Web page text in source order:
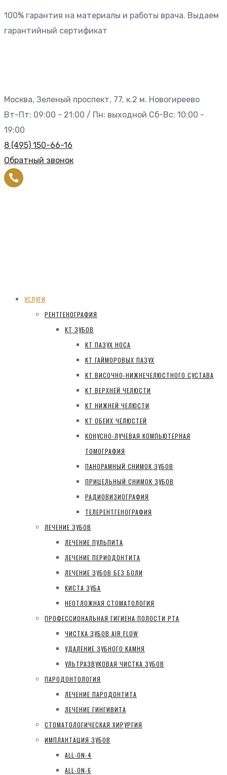
100% гарантия на материалы и работы врача. Выдаем
гарантийный сертификат
Москва, Зеленый проспект, 77, к.2 м. Новогиреево
Вт-Пт: 09:00 - 21:00 / Пн: выходной Сб-Вс: 10:00 -
19:00
8 (495) 150-66-16
Обратный звонок
УСЛУГИ
РЕНТГЕНОГРАФИЯ
КТ ЗУБОВ
КТ ПАЗУХ НОСА
КТ ГАЙМОРОВЫХ ПАЗУХ
КТ ВИСОЧНО-НИЖНЕЧЕЛЮСТНОГО СУСТАВА
КТ ВЕРХНЕЙ ЧЕЛЮСТИ
КТ НИЖНЕЙ ЧЕЛЮСТИ
КТ ОБЕИХ ЧЕЛЮСТЕЙ
КОНУСНО-ЛУЧЕВАЯ КОМПЬЮТЕРНАЯ
ТОМОГРАФИЯ
ПАНОРАМНЫЙ СНИМОК ЗУБОВ
ПРИЦЕЛЬНЫЙ СНИМОК ЗУБОВ
РАДИОВИЗИОГРАФИЯ
ТЕЛЕРЕНТГЕНОГРАФИЯ
ЛЕЧЕНИЕ ЗУБОВ
ЛЕЧЕНИЕ ПУЛЬПИТА
ЛЕЧЕНИЕ ПЕРИОДОНТИТА
ЛЕЧЕНИЕ ЗУБОВ БЕЗ БОЛИ
КИСТА ЗУБА
НЕОТЛОЖНАЯ СТОМАТОЛОГИЯ
ПРОФЕССИОНАЛЬНАЯ ГИГИЕНА ПОЛОСТИ РТА
ЧИСТКА ЗУБОВ AIR FLOW
УДАЛЕНИЕ ЗУБНОГО КАМНЯ
УЛЬТРАЗВУКОВАЯ ЧИСТКА ЗУБОВ
ПАРОДОНТОЛОГИЯ
ЛЕЧЕНИЕ ПАРОДОНТИТА
ЛЕЧЕНИЕ ГИНГИВИТА
СТОМАТОЛОГИЧЕСКАЯ ХИРУРГИЯ
ИМПЛАНТАЦИЯ ЗУБОВ
ALL-ON-4
ALL-ON-6